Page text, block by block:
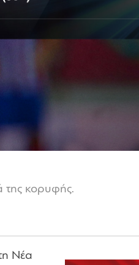
της κορυφής.
Νέα